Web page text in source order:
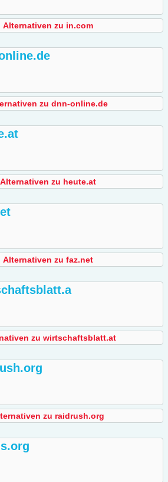
Alternativen zu in.com
zu dnn-online.de
Alternativen zu heute.at
Alternativen zu faz.net
zu wirtschaftsblatt.at
zu raidrush.org